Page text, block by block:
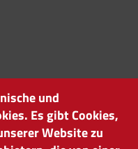
und
Es gibt Cookies,
Website zu